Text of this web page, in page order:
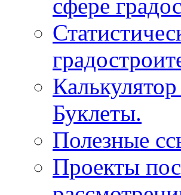
сфере
Буклеты.
Полезные
Проекты